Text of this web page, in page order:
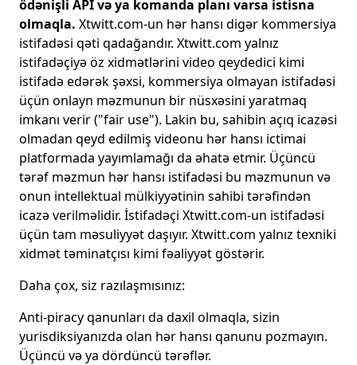
ödənişli API və ya komanda planı varsa istisna
olmaqla. Xtwitt.com-un hər hansı digər kommersiya
istifadəsi qəti qadağandır. Xtwitt.com yalnız
istifadəçiyə öz xidmətlərini video qeydedici kimi
istifadə edərək şəxsi, kommersiya olmayan istifadəsi
üçün onlayn məzmunun bir nüsxəsini yaratmaq
imkanı verir ("fair use"). Lakin bu, sahibin açıq icazəsi
olmadan qeyd edilmiş videonu hər hansı ictimai
platformada yayımlamağı da əhatə etmir. Üçüncü
tərəf məzmun hər hansı istifadəsi bu məzmunun və
onun intellektual mülkiyyətinin sahibi tərəfindən
icazə verilməlidir. İstifadəçi Xtwitt.com-un istifadəsi
üçün tam məsuliyyət daşıyır. Xtwitt.com yalnız texniki
xidmət təminatçısı kimi fəaliyyət göstərir.
Daha çox, siz razılaşmısınız:
Anti-piracy qanunları da daxil olmaqla, sizin
yurisdiksiyanızda olan hər hansı qanunu pozmayın.
Üçüncü və ya dördüncü tərəflər.